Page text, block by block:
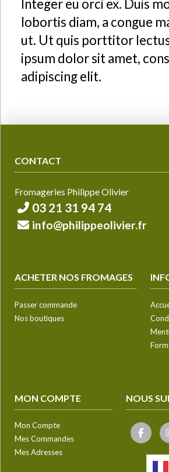
Integer eu orci ex. Duis
lobortis diam, a congue
ut. Ut quis porttitor
ipsum dolor sit amet,
adipiscing elit.
CONTACT
Fromageries Philippe Olivier
03 21 31 94 74
info@philippeolivier.fr
ACHETER NOS FROMAGES
Passer commande
Nos boutiques
MON COMPTE
Mon Compte
Mes Commandes
Mes Adresses
NOUS